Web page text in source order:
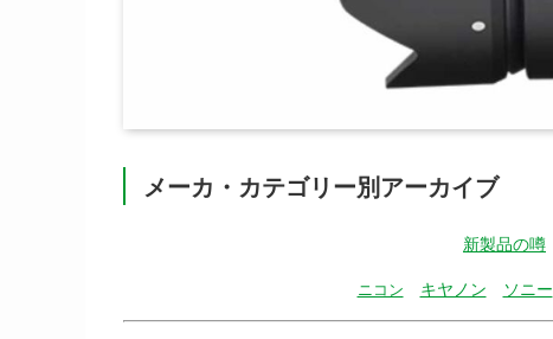
メーカ・カテゴリー別アーカイブ
新製品の噂
ニコン キヤノン ソニー